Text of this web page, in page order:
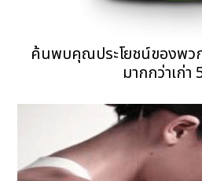
ค้นพบคุณประโยชน์ของพ
มากกว่าเก่า